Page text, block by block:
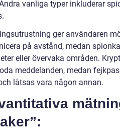
vanliga typer inkluderar
ger användaren
på avstånd, medan
eller övervaka områden.
meddelanden, medan
låtsas vara någon annan.